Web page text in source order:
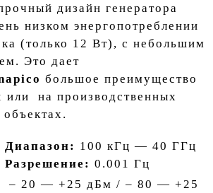
дизайн генератора
низком энергопотреблении
(только 12 Вт), с небольшим
Это дает
большое преимущество
или на производственных
Диапазон: 100 кГц — 40 ГГц
Разрешение: 0.001 Гц
– 20 — +25 дБм / – 80 — +25